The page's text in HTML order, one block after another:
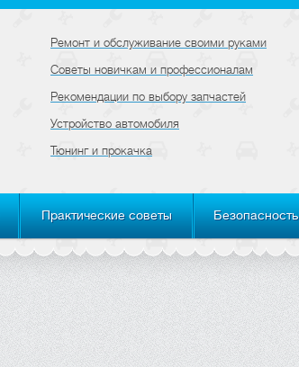
Ремонт и обслуживание своими руками
Советы новичкам и профессионалам
Рекомендации по выбору запчастей
Устройство автомобиля
Тюнинг и прокачка
Практические советы Безопасность